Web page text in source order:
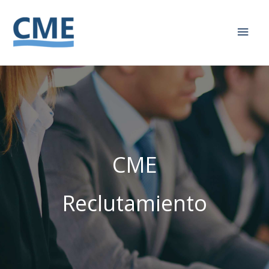
CME
Reclutamiento